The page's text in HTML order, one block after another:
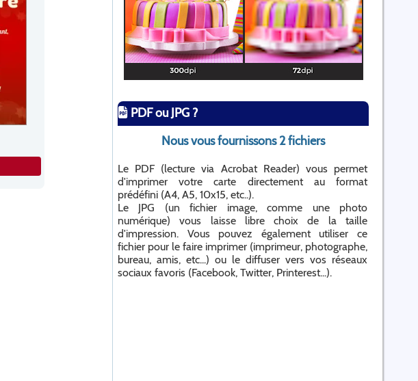
PDF ou JPG ?
Nous vous fournissons 2 fichiers
Le PDF (lecture via Acrobat Reader) vous permet
d'imprimer votre carte directement au format
prédéfini (A4, A5, 10x15, etc..).
Le JPG (un fichier image, comme une photo
numérique) vous laisse libre choix de la taille
d'impression. Vous pouvez également utiliser ce
fichier pour le faire imprimer (imprimeur, photographe,
bureau, amis, etc...) ou le diffuser vers vos réseaux
sociaux favoris (Facebook, Twitter, Printerest...).